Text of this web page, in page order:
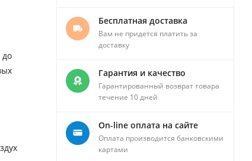
до
Бесплатная доставка
Вам не придется платить за
доставку
Гарантия и качество
Гарантированный возврат товара
течение 10 дней
On-line оплата на сайте
Оплата производится банковскими
картами